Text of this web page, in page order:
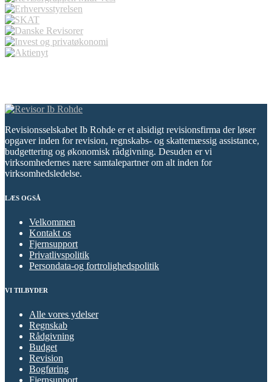
Revisionsselskabet Ib Rohde er et alsidigt revisionsfirma der løser
opgaver inden for revision, regnskabs- og skattemæssig assistance,
budgettering og økonomisk rådgivning. Desuden er vi
virksomhedernes nære samtalepartner om alt inden for
virksomhedsledelse.
LÆS OGSÅ
Velkommen
Kontakt os
Fjernsupport
Privatlivspolitik
Persondata-og fortrolighedspolitik
VI TILBYDER
Alle vores ydelser
Regnskab
Rådgivning
Budget
Revision
Bogføring
Fjernsupport